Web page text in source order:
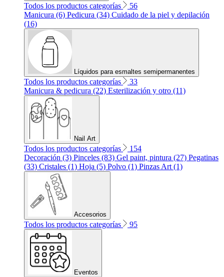
Todos los productos categorías
56
Manicura (6) Pedicura (34) Cuidado de la piel y depilación
(16)
Líquidos para esmaltes semipermanentes
Todos los productos categorías
33
Manicura & pedicura (22) Esterilización y otro (11)
Nail Art
Todos los productos categorías
154
Decoración (3) Pinceles (83) Gel paint, pintura (27) Pegatinas
(33) Cristales (1) Hoja (5) Polvo (1) Pinzas Art (1)
Accesorios
Todos los productos categorías 95
Eventos